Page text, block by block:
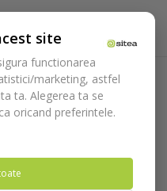
site
functionarea
marketing, astfel
ta. Alegerea ta se
oricand preferintele.
Compresoare
care accesati website-ul